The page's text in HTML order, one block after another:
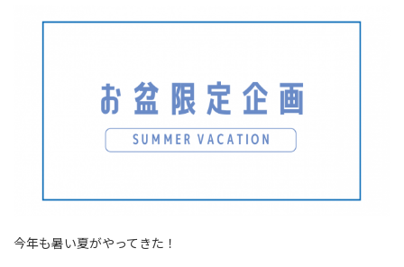
今年も暑い夏がやってきた！